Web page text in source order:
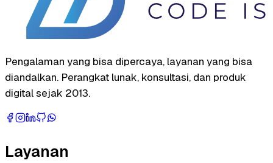
Pengalaman yang bisa dipercaya, layanan yang bisa
diandalkan. Perangkat lunak, konsultasi, dan produk
digital sejak 2013.
Layanan